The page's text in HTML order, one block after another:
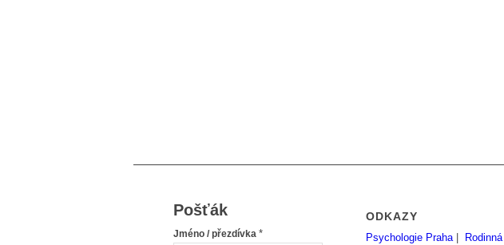
Pošťák
Jméno / přezdívka *
ODKAZY
Psychologie Praha|
Rodinná